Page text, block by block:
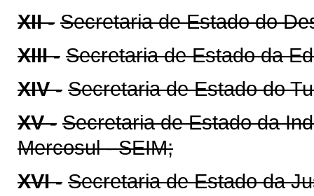
XII - Secretaria de Estado do
XIII - Secretaria de Estado da
XIV - Secretaria de Estado do
XV - Secretaria de Estado da
Mercosul - SEIM;
XVI - Secretaria de Estado da